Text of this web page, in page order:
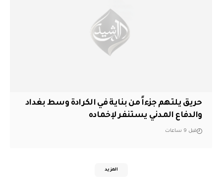
حريق يلتهم جزءاً من بناية في الكرادة وسط بغداد
والدفاع المدني يستنفر لإخماده
قبل 9 ساعات
المزيد